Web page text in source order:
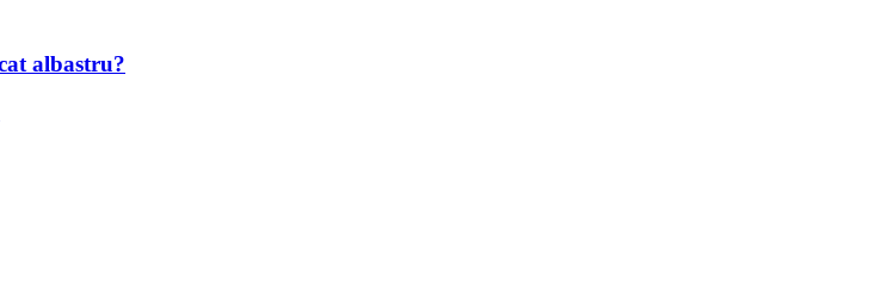
albastru?